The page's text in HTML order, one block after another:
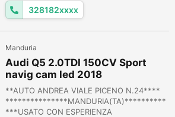
328182xxxx
Manduria
Audi Q5 2.0TDI 150CV Sport
navig cam led 2018
**AUTO ANDREA VIALE PICENO N.24****
***************MANDURIA(TA)**********
***USATO CON ESPERIENZA